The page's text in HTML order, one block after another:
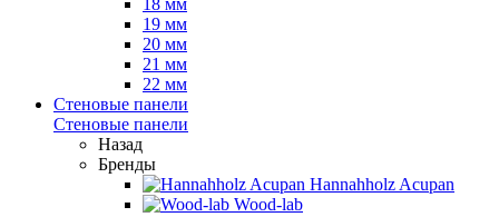
18 мм
19 мм
20 мм
21 мм
22 мм
Стеновые панели
Стеновые панели
Назад
Бренды
Hannahholz Acupan
Wood-lab